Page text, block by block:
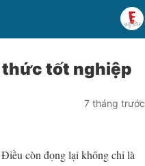
thức tốt nghiệp
7 tháng trước
còn đọng lại không chỉ là